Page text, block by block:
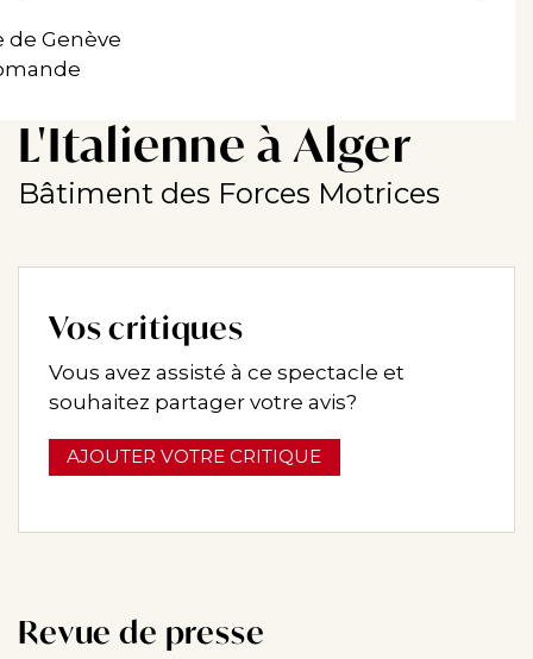
Genève
L'Italienne à Alger
Bâtiment des Forces Motrices
Vos critiques
Vous avez assisté à ce spectacle et
souhaitez partager votre avis?
AJOUTER VOTRE CRITIQUE
Revue de presse